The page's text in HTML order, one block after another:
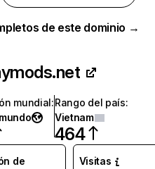
de este dominio →
mundial:Rango del país:
Vietnam
464
de
Visitas